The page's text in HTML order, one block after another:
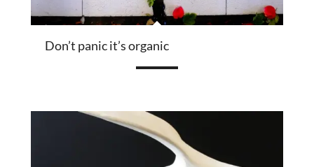
Don’t panic it’s organic